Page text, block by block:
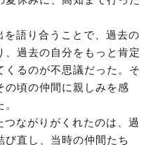
を語り合うことで、過去の
、過去の自分をもっと肯定
くるのが不思議だった。そ
の頃の仲間に親しみを感
つながりがくれたのは、過
び直し、当時の仲間たち